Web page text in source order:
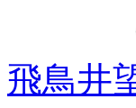
飛鳥井